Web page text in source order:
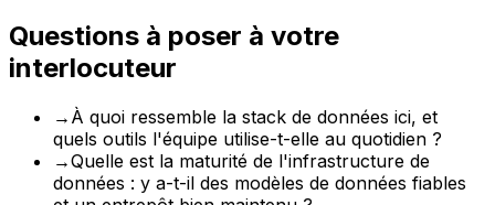
Questions à poser à votre
interlocuteur
→ À quoi ressemble la stack de données ici, et
quels outils l'équipe utilise-t-elle au quotidien ?
→Quelle est la maturité de l'infrastructure de
données : y a-t-il des modèles de données fiables